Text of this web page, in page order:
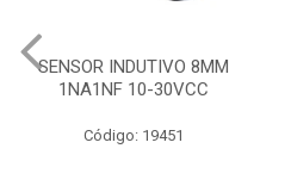
INVERSOR FREQ TRIF 380V
03HP
Código: 19998